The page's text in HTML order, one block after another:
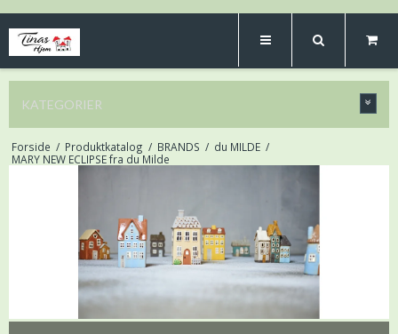
KATEGORIER
Forside / Produktkatalog / BRANDS / du MILDE /
MARY NEW ECLIPSE fra du Milde